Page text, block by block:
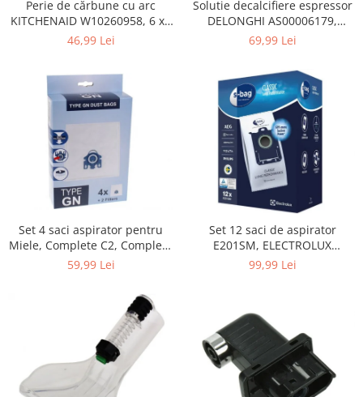
Home Cinema & Audio
Playere, Boxe & Casti
Telescoape & Optica
Ambalaje cadouri
Cadouri
Curatenie si intretinere
Perie de cărbune cu arc
KITCHENAID W10260958, 6 x6
x 19 mm, pentru 5KSM15
46,99 Lei
Solutie decalcifiere espressor
DELONGHI AS00006179,
DLSC500, 500 ml
69,99 Lei
Set 4 saci aspirator pentru
Miele, Complete C2, Complete
C3, Classic C1, S8, S5, S2,
59,99 Lei
Set 12 saci de aspirator
E201SM, ELECTROLUX
9001684811, CLASSIC LONG
99,99 Lei